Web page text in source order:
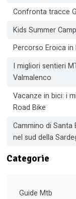
Confronta tracce
Kids Summer
Percorso Eroica
I migliori sentieri
Valmalenco
Vacanze in bici: i
Road Bike
Cammino di Santa
nel sud della
Categorie
Guide Mtb